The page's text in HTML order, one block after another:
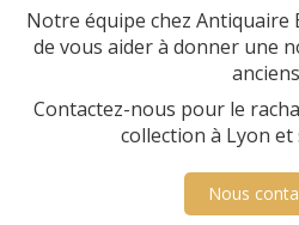
Notre équipe chez
de vous aider à donner une
Contactez-nous pour le
collection à Lyon et
Nous